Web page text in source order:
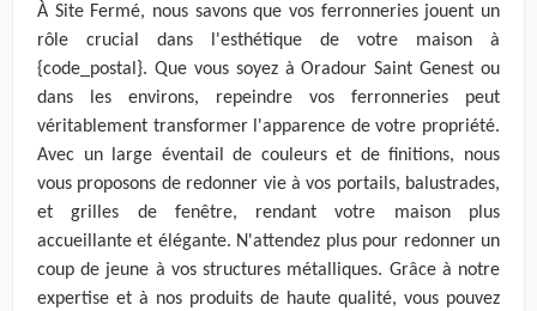
À Site Fermé, nous savons que vos ferronneries jouent un
rôle crucial dans l'esthétique de votre maison à
{code_postal}. Que vous soyez à Oradour Saint Genest ou
dans les environs, repeindre vos ferronneries peut
véritablement transformer l'apparence de votre propriété.
Avec un large éventail de couleurs et de finitions, nous
vous proposons de redonner vie à vos portails, balustrades,
et grilles de fenêtre, rendant votre maison plus
accueillante et élégante. N'attendez plus pour redonner un
coup de jeune à vos structures métalliques. Grâce à notre
expertise et à nos produits de haute qualité, vous pouvez